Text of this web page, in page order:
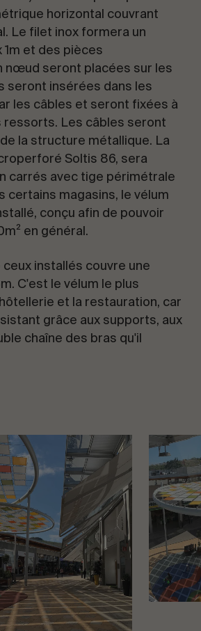
horizontal couvrant
Le filet inox formera un
1m et des pièces
nœud seront placées sur les
seront insérées dans les
les câbles et seront fixées à
ressorts. Les câbles seront
la structure métallique. La
Soltis 86, sera
carrés avec tige périmétrale
certains magasins, le vélum
conçu afin de pouvoir
en général.
ceux installés couvre une
C'est le vélum le plus
et la restauration, car
grâce aux supports, aux
chaîne des bras qu'il